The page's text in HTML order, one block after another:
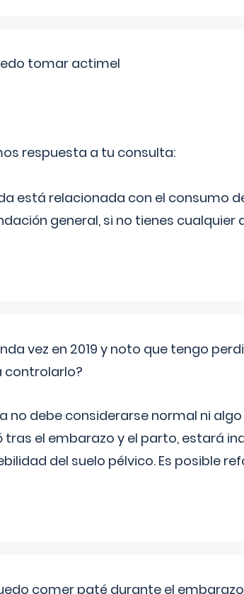
tomar actimel
respuesta a tu consulta:
está relacionada con el consumo
general, si no tienes cualquier
vez en 2019 y noto que tengo
controlarlo?
no debe considerarse normal ni
el embarazo y el parto, estará
del suelo pélvico. Es posible
comer paté durante el